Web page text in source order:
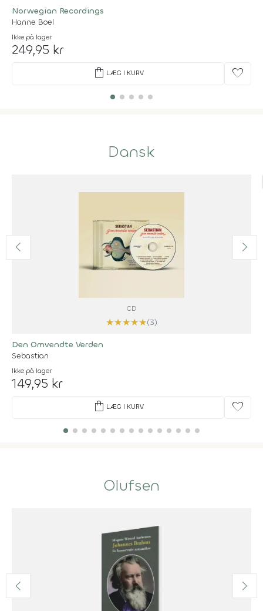
Norwegian Recordings
Hanne Boel
Ikke på lager
249,95 kr
shopping_bag LÆG I KURV favorite
Dansk
CD
★★★★★(3)
Den Omvendte Verden
Sebastian
Ikke på lager
149,95 kr
shopping_bag LÆG I KURV favorite
Olufsen